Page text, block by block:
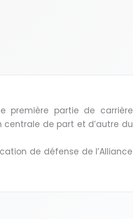
première partie de carrière
de part et d’autre du
de défense de l’Alliance